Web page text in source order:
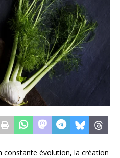
constante évolution, la création